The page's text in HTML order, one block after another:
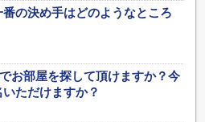
の決め手はどのようなところ
お部屋を探して頂けますか？今
ただけますか？